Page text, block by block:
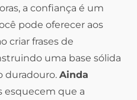
a confiança é um
pode oferecer aos
criar frases de
uma base sólida
duradouro. Ainda
esquecem que a